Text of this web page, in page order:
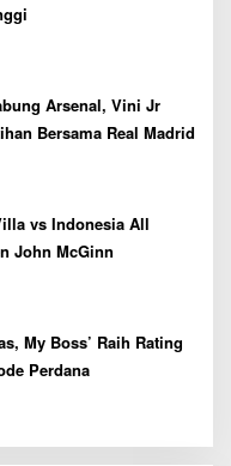
Arsenal, Vini Jr
Bersama Real Madrid
vs Indonesia All
John McGinn
My Boss’ Raih Rating
Perdana